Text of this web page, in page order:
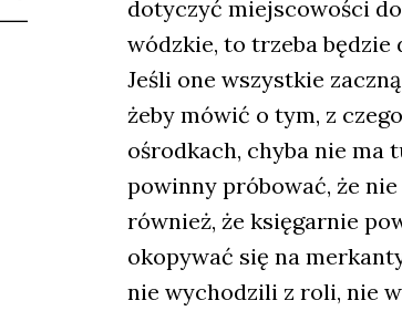
doty­czyć miej­sco­wo­ści
wódz­kie, to trze­ba
Jeśli one wszyst­kie
żeby mówić o tym, z
ośrod­kach, chy­ba nie ma
powin­ny pró­bo­wać, że
rów­nież, że księ­gar­nie
oko­py­wać się na
nie wycho­dzi­li z roli, nie